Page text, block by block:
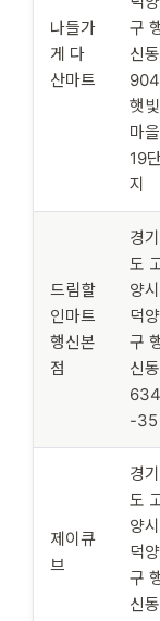
나들가
게 다
산마트
구
신동
904
햇빛
마을
19단
지
드림할
인마트
행신본
점
경기
도
양시
덕양
구
신동
634
-35
제이큐
브
경기
도
양시
덕양
구
신동